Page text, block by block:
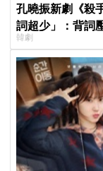
孔曉振新劇《殺
詞超少」：背詞
韓劇